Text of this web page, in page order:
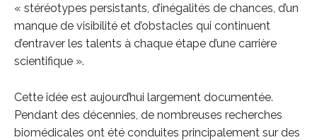
« stéréotypes persistants, d’inégalités de chances, d’un
manque de visibilité et d’obstacles qui continuent
d’entraver les talents à chaque étape d’une carrière
scientifique ».
Cette idée est aujourd’hui largement documentée.
Pendant des décennies, de nombreuses recherches
biomédicales ont été conduites principalement sur des